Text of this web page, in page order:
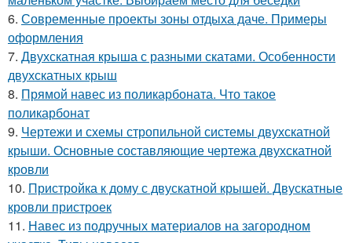
6. Современные проекты зоны отдыха даче. Примеры
оформления
7. Двухскатная крыша с разными скатами. Особенности
двухскатных крыш
8. Прямой навес из поликарбоната. Что такое
поликарбонат
9. Чертежи и схемы стропильной системы двухскатной
крыши. Основные составляющие чертежа двухскатной
кровли
10. Пристройка к дому с двускатной крышей. Двускатные
кровли пристроек
11. Навес из подручных материалов на загородном